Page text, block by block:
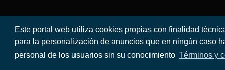
Este portal web utiliza cookies propias con finalidad
para la personalización de anuncios que en ningún caso
personal de los usuarios sin su conocimiento Términos y